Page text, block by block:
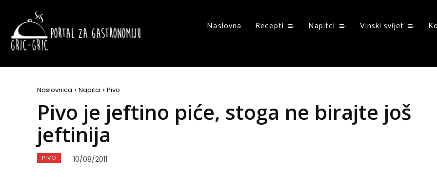
Naslovna Recepti Napitci Vinski svijet
Naslovnica Napitci Pivo
Pivo je jeftino piće, stoga ne birajte još
jeftinija
PIVO 10/08/2011